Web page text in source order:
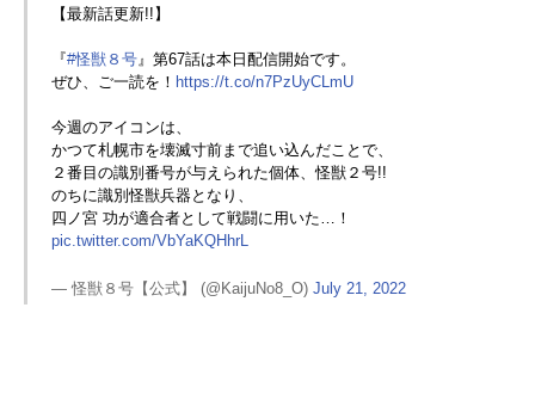
【最新話更新!!】
『#怪獣８号』第67話は本日配信開始です。
ぜひ、ご一読を！ https://t.co/n7PzUyCLmU
今週のアイコンは、
かつて札幌市を壊滅寸前まで追い込んだことで、
２番目の識別番号が与えられた個体、怪獣２号!!
のちに識別怪獣兵器となり、
四ノ宮 功が適合者として戦闘に用いた…！
pic.twitter.com/VbYaKQHhrL
— 怪獣８号【公式】 (@KaijuNo8_O) July 21, 2022